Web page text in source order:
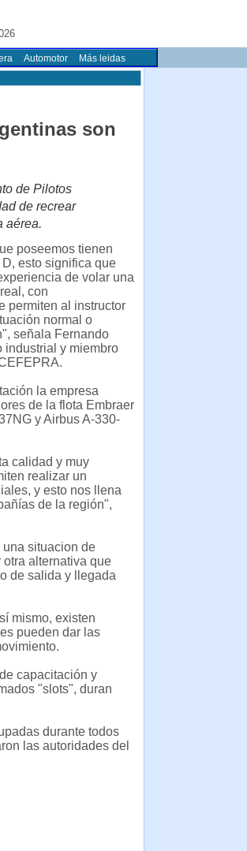
Automotor Más leidas
son
de Pilotos
de recrear
aérea.
poseemos tienen
esto significa que
de volar una
con
permiten al instructor
normal o
señala Fernando
industrial y miembro
la empresa
de la flota Embraer
y Airbus A-330-
calidad y muy
realizar un
y esto nos llena
de la región",
situacion de
alternativa que
de salida y llegada
mismo, existen
pueden dar las
capacitación y
"slots", duran
durante todos
las autoridades del